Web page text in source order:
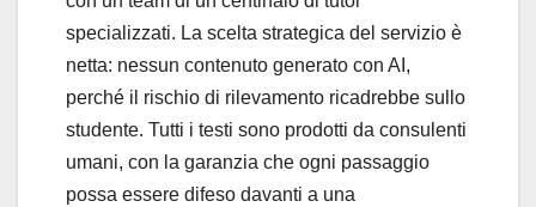
specializzati. La scelta strategica del servizio è
netta: nessun contenuto generato con AI,
perché il rischio di rilevamento ricadrebbe sullo
studente. Tutti i testi sono prodotti da consulenti
umani, con la garanzia che ogni passaggio
possa essere difeso davanti a una